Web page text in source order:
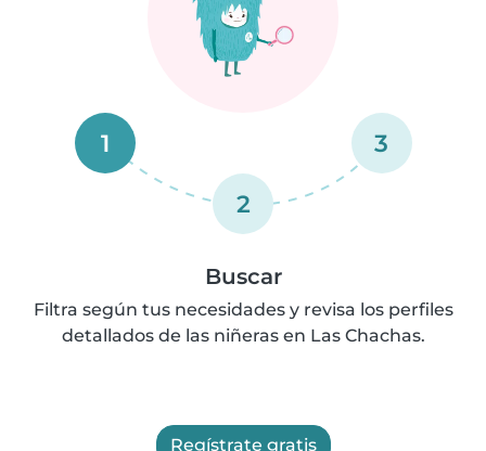
1
2
3
Buscar
Filtra según tus necesidades y revisa los perfiles
detallados de las niñeras en Las Chachas.
Regístrate gratis